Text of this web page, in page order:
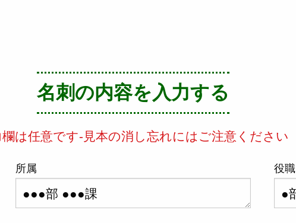
名刺の内容を入力する
欄は任意です-見本の消し忘れにはご注意ください
所属 役職